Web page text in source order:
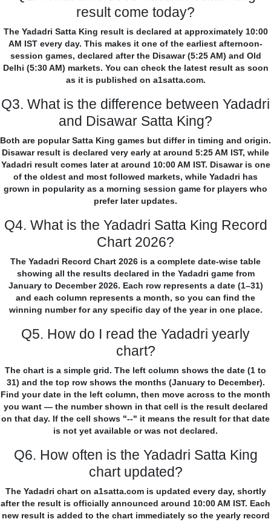
result come today?
The Yadadri Satta King result is declared at approximately 10:00
AM IST every day. This makes it one of the earliest afternoon-
session games, declared after the Disawar (5:25 AM) and Old
Delhi (5:30 AM) markets. You can check the latest result as soon
as it is published on a1satta.com.
Q3. What is the difference between Yadadri
and Disawar Satta King?
Both are popular Satta King games but differ in timing and origin.
Disawar result is declared very early at around 5:25 AM IST, while
Yadadri result comes later at around 10:00 AM IST. Disawar is one
of the oldest and most followed markets, while Yadadri has
grown in popularity as a morning session game for players who
prefer later updates.
Q4. What is the Yadadri Satta King Record
Chart 2026?
The Yadadri Record Chart 2026 is a complete date-wise table
showing all the results declared in the Yadadri game from
January to December 2026. Each row represents a date (1–31)
and each column represents a month, so you can find the
winning number for any specific day of the year in one place.
Q5. How do I read the Yadadri yearly
chart?
The chart is a simple grid. The left column shows the date (1 to
31) and the top row shows the months (January to December).
Find your date in the left column, then move across to the month
you want — the number shown in that cell is the result declared
on that day. If the cell shows "--" it means the result for that date
is not yet available or was not declared.
Q6. How often is the Yadadri Satta King
chart updated?
The Yadadri chart on a1satta.com is updated every day, shortly
after the result is officially announced around 10:00 AM IST. Each
new result is added to the chart immediately so the yearly record